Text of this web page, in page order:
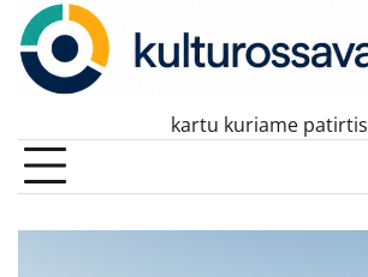
Skip
content
kartu kuriame patirtis